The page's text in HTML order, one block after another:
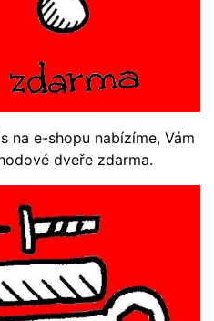
na e-shopu nabízíme, Vám
dveře zdarma.